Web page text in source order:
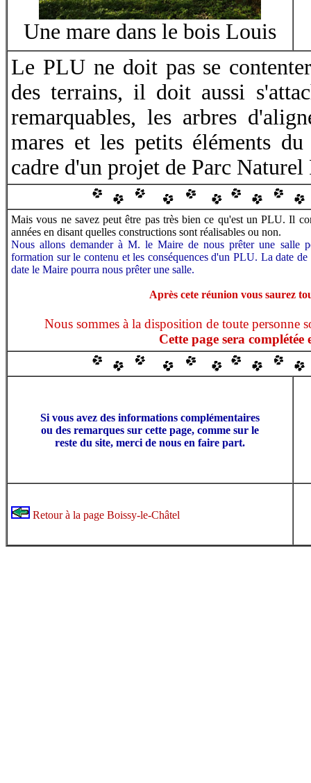
Une mare dans le bois Louis
Le PLU ne doit pas se
des terrains, il doit aussi
remarquables, les arbres
mares et les petits éléments
cadre d'un projet de Parc
Mais vous ne savez peut être pas très bien ce qu'est un PLU. Il
années en disant quelles constructions sont réalisables ou non.
Nous allons demander à M. le Maire de nous prêter une salle
formation sur le contenu et les conséquences d'un PLU. La date
date le Maire pourra nous prêter une salle.
Après cete réunion vous saurez
Nous sommes à la disposition de toute personne
Cette page sera
Si vous avez des informations complémentaires
ou des remarques sur cette page, comme sur le
reste du site, merci de nous en faire part.
Retour à la page Boissy-le-Châtel